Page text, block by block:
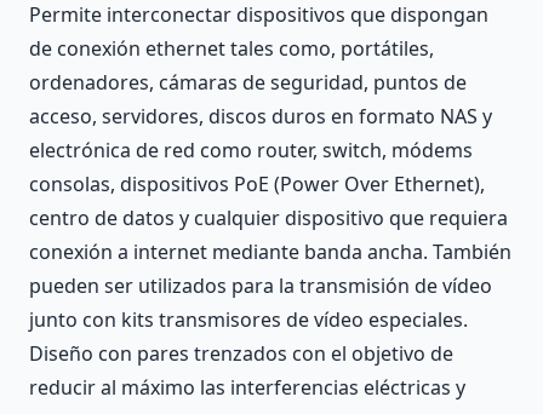
Permite interconectar dispositivos que dispongan
de conexión ethernet tales como, portátiles,
ordenadores, cámaras de seguridad, puntos de
acceso, servidores, discos duros en formato NAS y
electrónica de red como router, switch, módems
consolas, dispositivos PoE (Power Over Ethernet),
centro de datos y cualquier dispositivo que requiera
conexión a internet mediante banda ancha. También
pueden ser utilizados para la transmisión de vídeo
junto con kits transmisores de vídeo especiales.
Diseño con pares trenzados con el objetivo de
reducir al máximo las interferencias eléctricas y